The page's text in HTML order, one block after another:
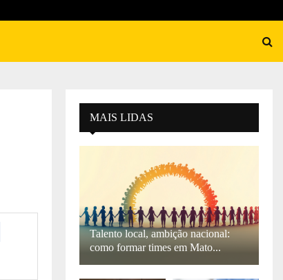
MAIS LIDAS
Talento local, ambição nacional:
como formar times em Mato...